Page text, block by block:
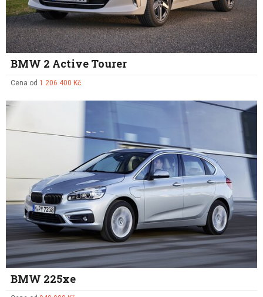
BMW 2 Active Tourer
Cena od 1 206 400 Kč
BMW 225xe